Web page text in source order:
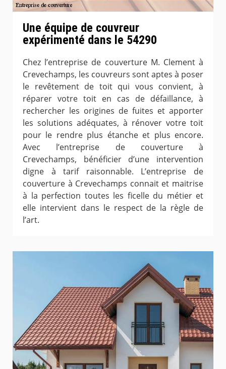
Une équipe de couvreur
expérimenté dans le 54290
Chez l’entreprise de couverture M. Clement à
Crevechamps, les couvreurs sont aptes à poser
le revêtement de toit qui vous convient, à
réparer votre toit en cas de défaillance, à
rechercher les origines de fuites et apporter
les solutions adéquates, à rénover votre toit
pour le rendre plus étanche et plus encore.
Avec l’entreprise de couverture à
Crevechamps, bénéficier d’une intervention
digne à tarif raisonnable. L’entreprise de
couverture à Crevechamps connait et maitrise
à la perfection toutes les ficelle du métier et
elle intervient dans le respect de la règle de
l’art.